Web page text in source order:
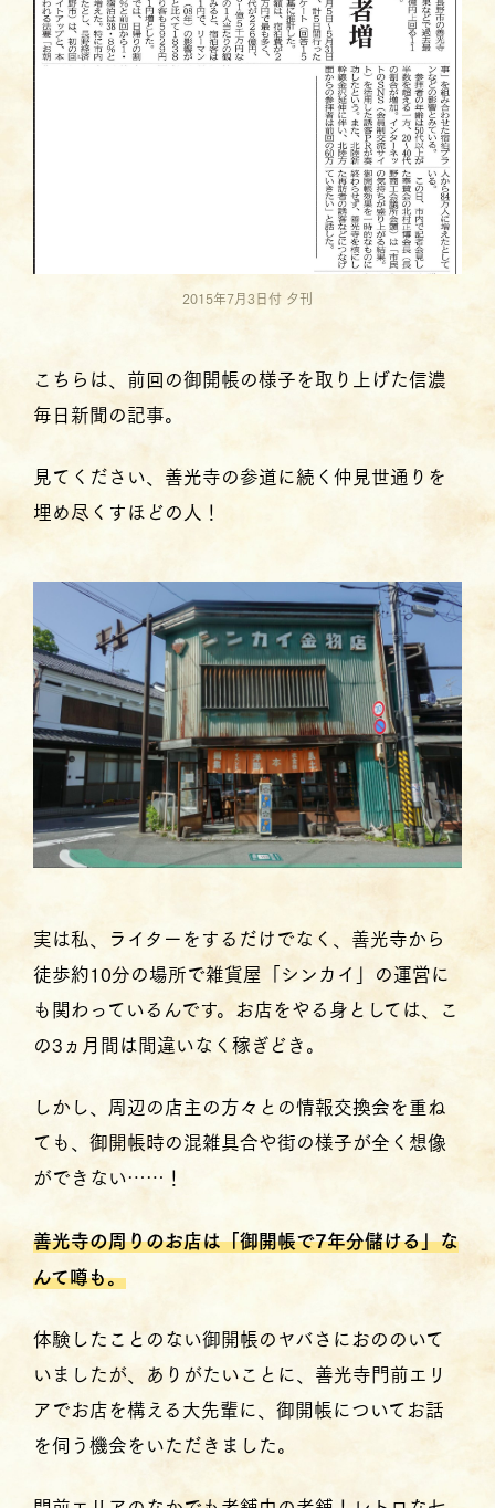
2015年7月3日付 夕刊
こちらは、前回の御開帳の様子を取り上げた信濃
毎日新聞の記事。
見てください、善光寺の参道に続く仲見世通りを
埋め尽くすほどの人！
実は私、ライターをするだけでなく、善光寺から
徒歩約10分の場所で雑貨屋「シンカイ」の運営に
も関わっているんです。お店をやる身としては、こ
の3ヵ月間は間違いなく稼ぎどき。
しかし、周辺の店主の方々との情報交換会を重ね
ても、御開帳時の混雑具合や街の様子が全く想像
ができない……！
善光寺の周りのお店は「御開帳で7年分儲ける」な
んて噂も。
体験したことのない御開帳のヤバさにおののいて
いましたが、ありがたいことに、善光寺門前エリ
アでお店を構える大先輩に、御開帳についてお話
を伺う機会をいただきました。